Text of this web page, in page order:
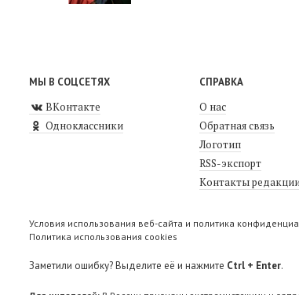
МЫ В СОЦСЕТЯХ
ВКонтакте
Одноклассники
СПРАВКА
О нас
Обратная связь
Логотип
RSS-экспорт
Контакты
Условия использования веб-сайта и политика
Политика использования cookies
Заметили ошибку? Выделите её и нажмите Ctrl + Enter.